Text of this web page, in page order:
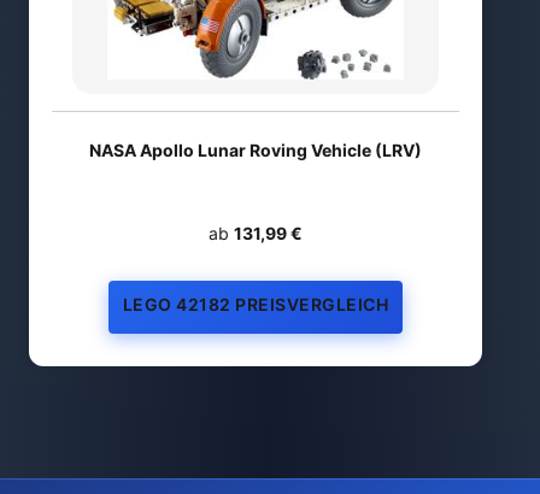
NASA Apollo Lunar Roving Vehicle (LRV)
ab 131,99 €
LEGO 42182 PREISVERGLEICH